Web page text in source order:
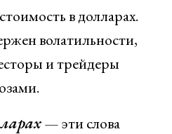
в долларах.
волатильности,
и трейдеры
— эти слова